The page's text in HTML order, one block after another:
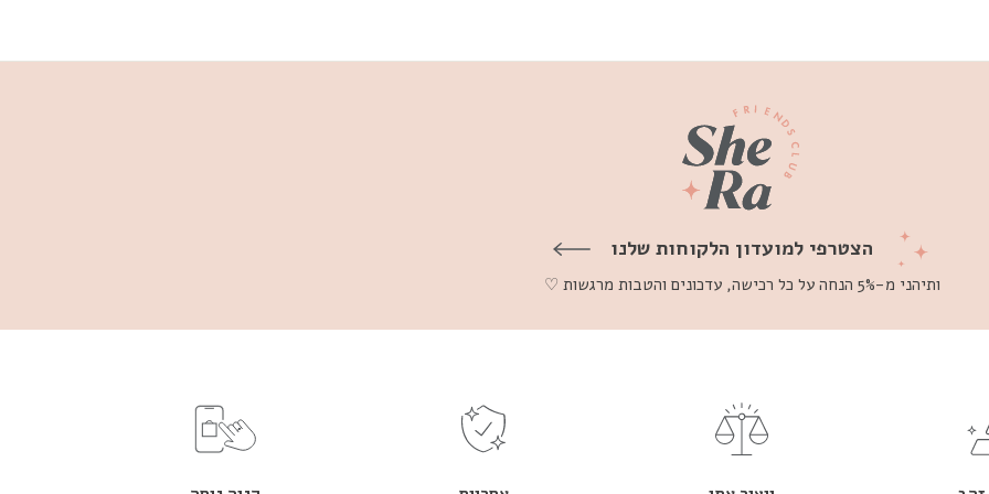
הצטרפי למועדון הלקוחות שלנו
ותיהני מ-5% הנחה על כל רכישה, עדכונים והטבות מרגשות ♡